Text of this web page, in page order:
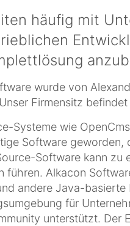
häufig mit
wurde von
Firmensitz
Systeme wie
Software geworden,
Software kann zu
führen. Alkacon
andere Java-
für
unterstützt. Der